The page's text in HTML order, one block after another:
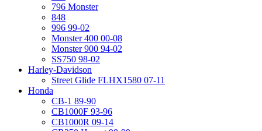
796 Monster
848
996 99-02
Monster 400 00-08
Monster 900 94-02
SS750 98-02
Harley-Davidson
Street Glide FLHX1580 07-11
Honda
CB-1 89-90
CB1000F 93-96
CB1000R 09-14